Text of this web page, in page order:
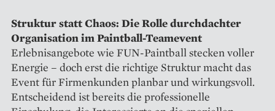
Struktur statt Chaos: Die Rolle durchdachter
Organisation im Paintball-Teamevent
Erlebnisangebote wie FUN-Paintball stecken voller
Energie – doch erst die richtige Struktur macht das
Event für Firmenkunden planbar und wirkungsvoll.
Entscheidend ist bereits die professionelle